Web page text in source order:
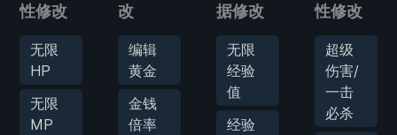
性修改
无限
HP
无限
MP
改
编辑
黄金
金钱
倍率
据修改
无限
经验
值
经验
性修改
超级
伤害/
一击
必杀